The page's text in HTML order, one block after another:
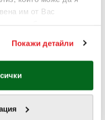
им от Вас
права и за това как
посетете
.
Покажи детайли
Халуми, салата
е сладко-кисел